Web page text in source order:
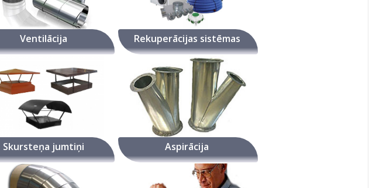
Ventilācija Rekuperācijas sistēmas
Skursteņa jumtiņi Aspirācija